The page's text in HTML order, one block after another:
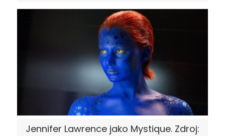
Jennifer Lawrence jako Mystique. Zdroj: